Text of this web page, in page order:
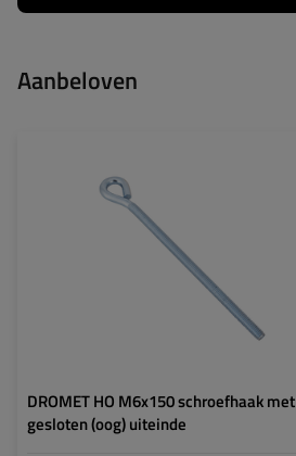
Aanbeloven
DROMET HO M6x150 schroefhaak met
gesloten (oog) uiteinde